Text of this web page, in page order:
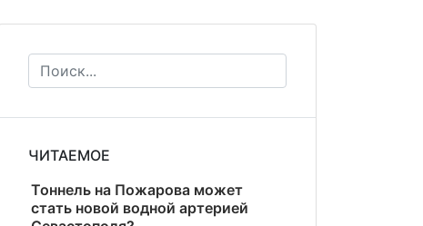
ЧИТАЕМОЕ
Тоннель на Пожарова может
стать новой водной артерией